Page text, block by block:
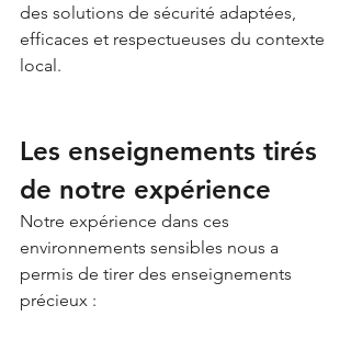
des solutions de sécurité adaptées,
efficaces et respectueuses du contexte
local.
Les enseignements tirés
de notre expérience
Notre expérience dans ces
environnements sensibles nous a
permis de tirer des enseignements
précieux :